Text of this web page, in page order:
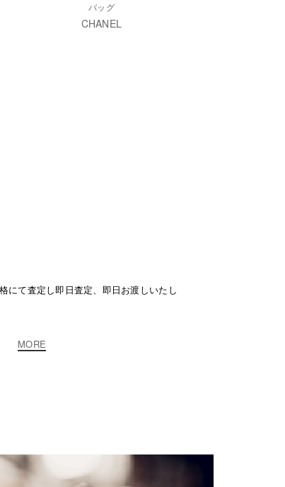
バッグ
CHANEL
にて査定し即日査定、即日お渡しいたし
MORE